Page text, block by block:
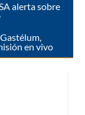
alerta sobre
en vivo